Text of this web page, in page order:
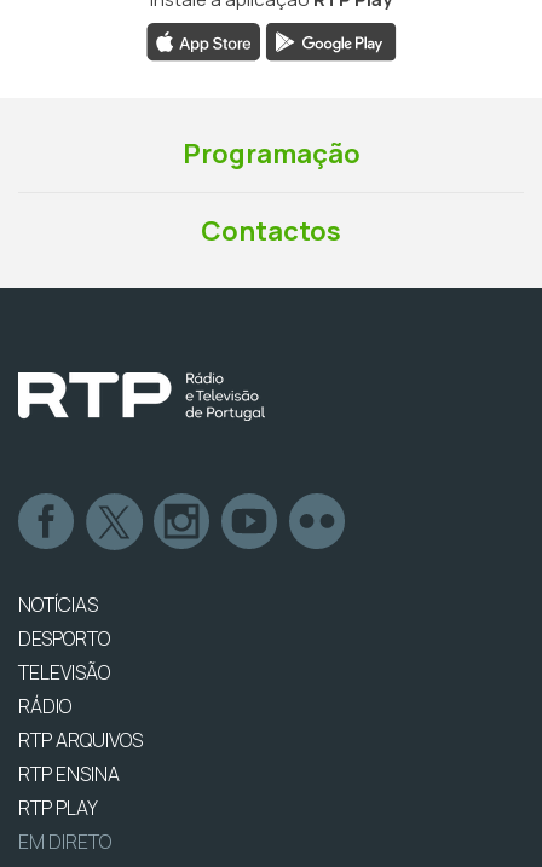
Programação
Contactos
NOTÍCIAS
DESPORTO
TELEVISÃO
RÁDIO
RTP ARQUIVOS
RTP ENSINA
RTP PLAY
EM DIRETO